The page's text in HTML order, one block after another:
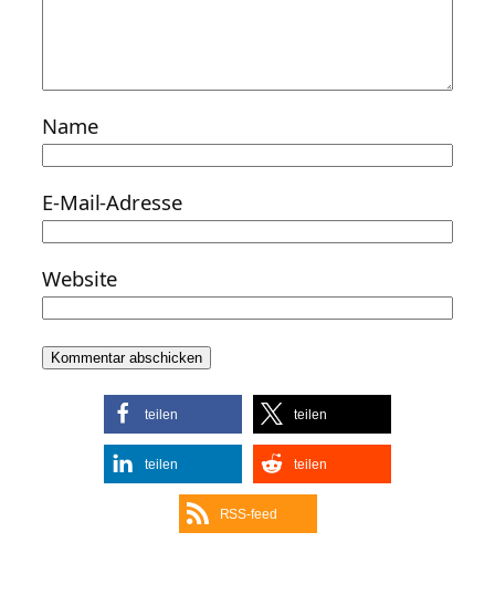
Name
E-Mail-Adresse
Website
teilen teilen
teilen teilen
RSS-feed